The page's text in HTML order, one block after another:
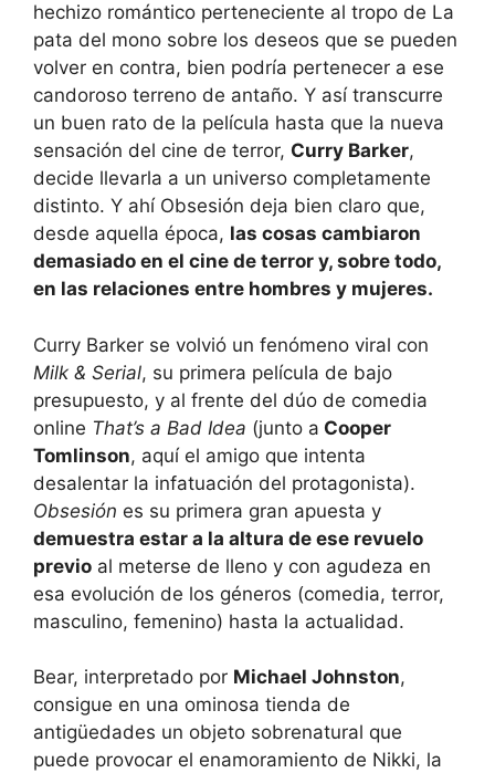
hechizo romántico perteneciente al tropo de La
pata del mono sobre los deseos que se pueden
volver en contra, bien podría pertenecer a ese
candoroso terreno de antaño. Y así transcurre
un buen rato de la película hasta que la nueva
sensación del cine de terror, Curry Barker,
decide llevarla a un universo completamente
distinto. Y ahí Obsesión deja bien claro que,
desde aquella época, las cosas cambiaron
demasiado en el cine de terror y, sobre todo,
en las relaciones entre hombres y mujeres.
Curry Barker se volvió un fenómeno viral con
Milk & Serial, su primera película de bajo
presupuesto, y al frente del dúo de comedia
online That’s a Bad Idea (junto a Cooper
Tomlinson, aquí el amigo que intenta
desalentar la infatuación del protagonista).
Obsesión es su primera gran apuesta y
demuestra estar a la altura de ese revuelo
previo al meterse de lleno y con agudeza en
esa evolución de los géneros (comedia, terror,
masculino, femenino) hasta la actualidad.
Bear, interpretado por Michael Johnston,
consigue en una ominosa tienda de
antigüedades un objeto sobrenatural que
puede provocar el enamoramiento de Nikki, la